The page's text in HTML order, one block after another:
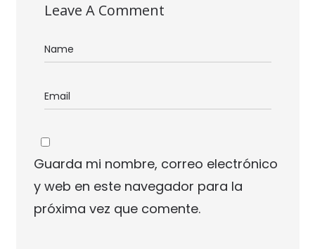
Leave A Comment
Guarda mi nombre, correo electrónico
y web en este navegador para la
próxima vez que comente.